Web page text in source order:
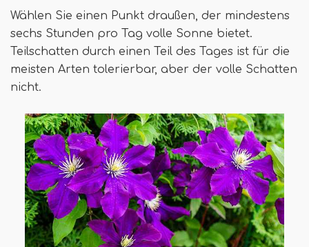
Wählen Sie einen Punkt draußen, der mindestens
sechs Stunden pro Tag volle Sonne bietet.
Teilschatten durch einen Teil des Tages ist für die
meisten Arten tolerierbar, aber der volle Schatten
nicht.